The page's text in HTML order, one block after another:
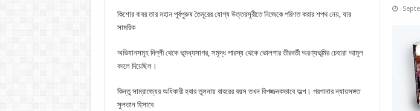
কিশাের বাবর তার মহান পূর্বপুরুষ তৈমূরের যােগ্য উত্তরসূরীতে নিজেকে পরিণত করার শপথ নেয়, যার
সামরিক
অভিযানসমূহ দিল্লী থেকে ভূমধ্যসাগর, সমৃদ্ধ পারস্য থেকে ভােলগার তীরবর্তী অরণ্যভূমির চেহারা আমূল
বদলে দিয়েছিল।
কিন্তু সাম্রাজ্যের অধিকারী হবার তুলনায় বাবরের বয়স তখন বিপজ্জনকভাবে অল্প। গরগানার ন্যায়সঙ্গত
সুলতান হিসাবে